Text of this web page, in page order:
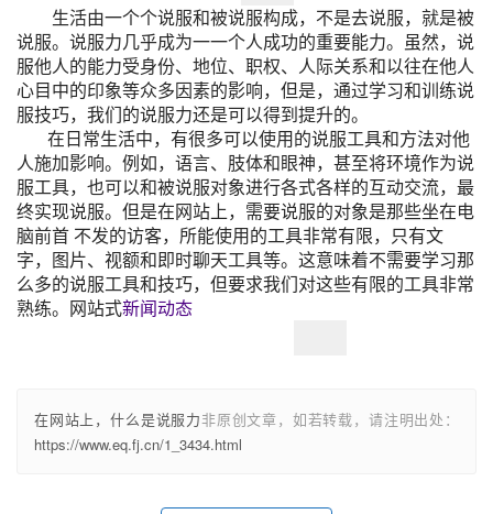
生活由一个个说服和被说服构成，不是去说服，就是被
说服。说服力几乎成为一一个人成功的重要能力。虽然，说
服他人的能力受身份、地位、职权、人际关系和以往在他人
心目中的印象等众多因素的影响，但是，通过学习和训练说
服技巧，我们的说服力还是可以得到提升的。
在日常生活中，有很多可以使用的说服工具和方法对他
人施加影响。例如，语言、肢体和眼神，甚至将环境作为说
服工具，也可以和被说服对象进行各式各样的互动交流，最
终实现说服。但是在网站上，需要说服的对象是那些坐在电
脑前首 不发的访客，所能使用的工具非常有限，只有文
字，图片、视额和即时聊天工具等。这意味着不需要学习那
么多的说服工具和技巧，但要求我们对这些有限的工具非常
熟练。网站式新闻动态
在网站上，什么是说服力非原创文章，如若转载，请注明出处：
https://www.eq.fj.cn/1_3434.html